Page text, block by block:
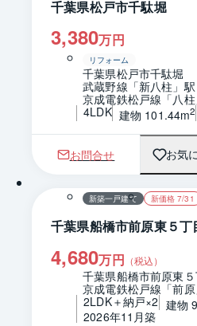
千葉県松戸市千駄堀
3,380万円
リフォーム
千葉県松戸市千駄堀
武蔵野線「新八柱」
京成電鉄松戸線「八
4LDK 建物 101.44m2
お問合せ お気
1
新築一戸建て 新価格 7/31
千葉県船橋市前原東５丁
4,680万円 （税込）
千葉県船橋市前原東５
京成電鉄松戸線「前
2LDK＋納戸×2 建物
2026年11月築